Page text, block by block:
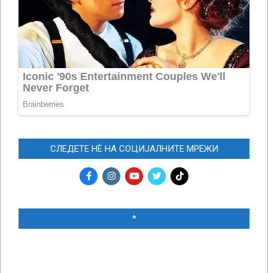
СЛЕДЕТЕ НЀ НА СОЦИЈАЛНИТЕ МРЕЖИ
*